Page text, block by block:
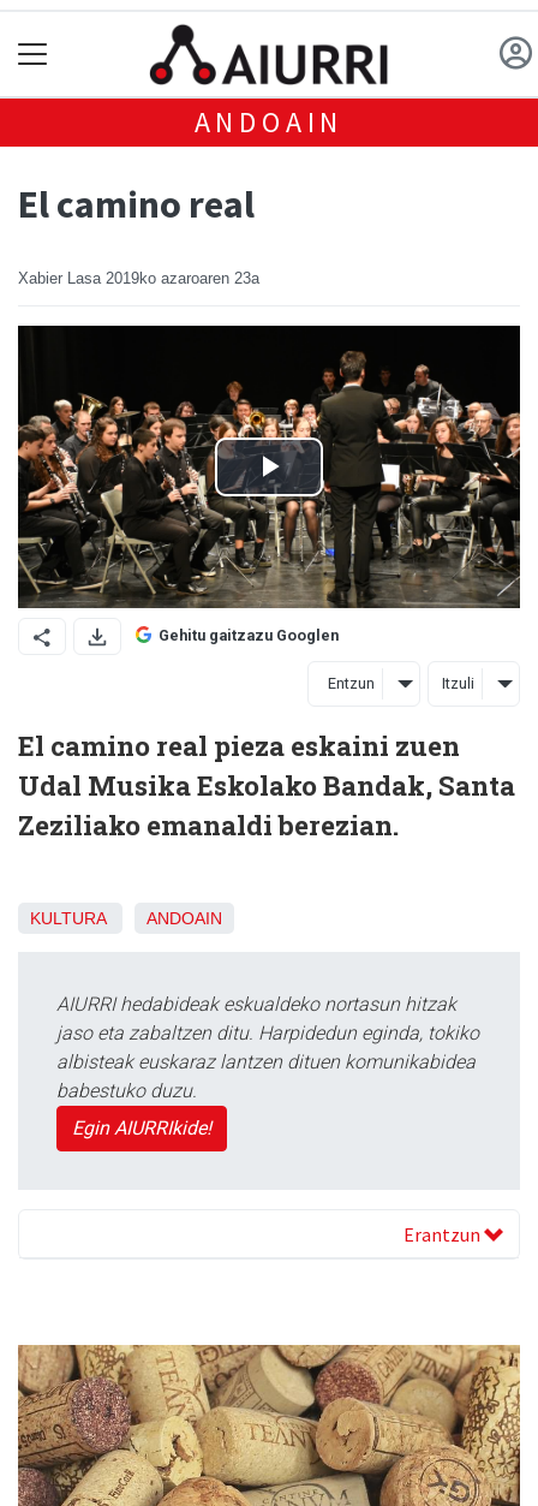
ANDOAIN
El camino real
Xabier Lasa 2019ko azaroaren 23a
Gehitu gaitzazu Googlen
Entzun Itzuli
El camino real pieza eskaini zuen
Udal Musika Eskolako Bandak, Santa
Zeziliako emanaldi berezian.
KULTURA ANDOAIN
AIURRI hedabideak eskualdeko nortasun hitzak
jaso eta zabaltzen ditu. Harpidedun eginda, tokiko
albisteak euskaraz lantzen dituen komunikabidea
babestuko duzu.
Egin AIURRIkide!
Erantzun